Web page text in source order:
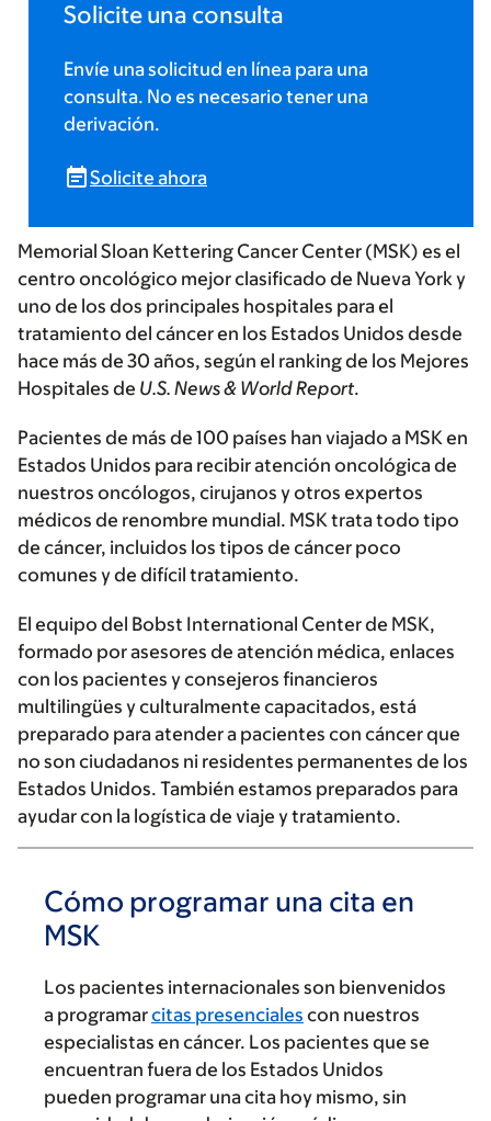
Solicite una consulta
Envíe una solicitud en línea para una
consulta. No es necesario tener una
derivación.
Solicite ahora
Memorial Sloan Kettering Cancer Center (MSK) es el
centro oncológico mejor clasificado de Nueva York y
uno de los dos principales hospitales para el
tratamiento del cáncer en los Estados Unidos desde
hace más de 30 años, según el ranking de los Mejores
Hospitales de U.S. News & World Report.
Pacientes de más de 100 países han viajado a MSK en
Estados Unidos para recibir atención oncológica de
nuestros oncólogos, cirujanos y otros expertos
médicos de renombre mundial. MSK trata todo tipo
de cáncer, incluidos los tipos de cáncer poco
comunes y de difícil tratamiento.
El equipo del Bobst International Center de MSK,
formado por asesores de atención médica, enlaces
con los pacientes y consejeros financieros
multilingües y culturalmente capacitados, está
preparado para atender a pacientes con cáncer que
no son ciudadanos ni residentes permanentes de los
Estados Unidos. También estamos preparados para
ayudar con la logística de viaje y tratamiento.
Cómo programar una cita en
MSK
Los pacientes internacionales son bienvenidos
a programarcitas presenciales con nuestros
especialistas en cáncer. Los pacientes que se
encuentran fuera de los Estados Unidos
pueden programar una cita hoy mismo, sin